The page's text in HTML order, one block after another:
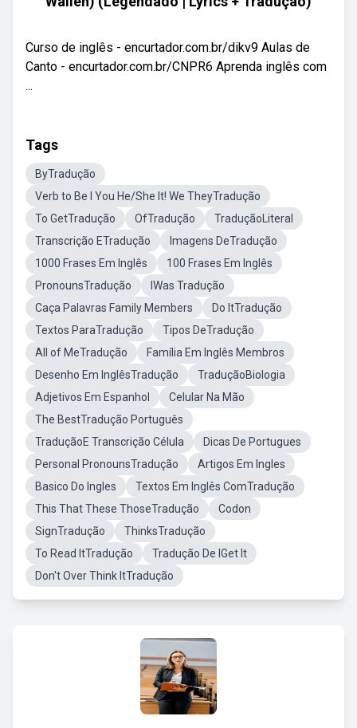
Curso de inglês - encurtador.com.br/dikv9 Aulas de
Canto - encurtador.com.br/CNPR6 Aprenda inglês com
...
Tags
ByTradução
Verb to Be I You He/She It! We TheyTradução
To GetTradução
OfTradução
TraduçãoLiteral
Transcrição ETradução
Imagens DeTradução
1000 Frases Em Inglês
100 Frases Em Inglês
PronounsTradução
IWas Tradução
Caça Palavras Family Members
Do ItTradução
Textos ParaTradução
Tipos DeTradução
All of MeTradução
Família Em Inglês Membros
Desenho Em InglêsTradução
TraduçãoBiologia
Adjetivos Em Espanhol
Celular Na Mão
The BestTradução Português
TraduçãoE Transcrição Célula
Dicas De Portugues
Personal PronounsTradução
Artigos Em Ingles
Basico Do Ingles
Textos Em Inglês ComTradução
This That These ThoseTradução
Codon
SignTradução
ThinksTradução
To Read ItTradução
Tradução De IGet It
Don't Over Think ItTradução